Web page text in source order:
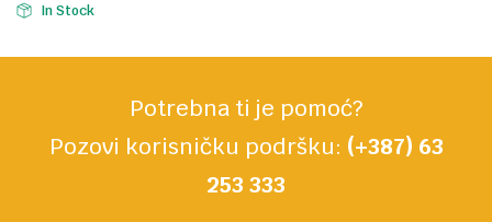
In Stock
Potrebna ti je pomoć?
Pozovi korisničku podršku: (+387) 63
253 333